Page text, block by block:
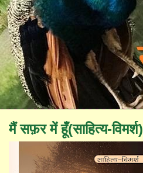
मैं सफ़र में हूँ(साहित्य-विमर्श)